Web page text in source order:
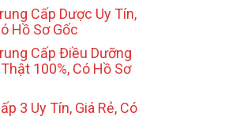
Cấp Dược Uy Tín,
Hồ Sơ Gốc
Cấp Điều Dưỡng
100%, Có Hồ Sơ
3 Uy Tín, Giá Rẻ, Có